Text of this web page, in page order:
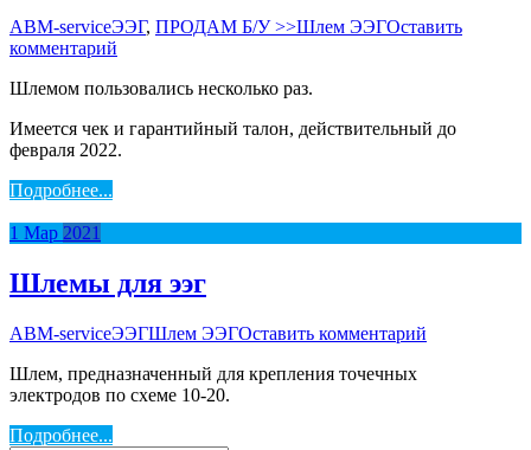
АВM-serviceЭЭГ, ПРОДАМ Б/У >>Шлем ЭЭГОставить
комментарий
Шлемом пользовались несколько раз.
Имеется чек и гарантийный талон, действительный до
февраля 2022.
Подробнее...
1 Мар 2021
Шлемы для ээг
АВM-serviceЭЭГШлем ЭЭГОставить комментарий
Шлем, предназначенный для крепления точечных
электродов по схеме 10-20.
Подробнее...